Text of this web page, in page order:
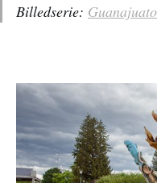
Billedserie: